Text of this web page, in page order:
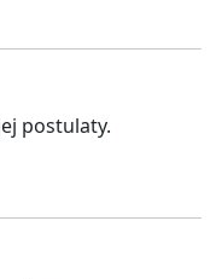
postulaty.